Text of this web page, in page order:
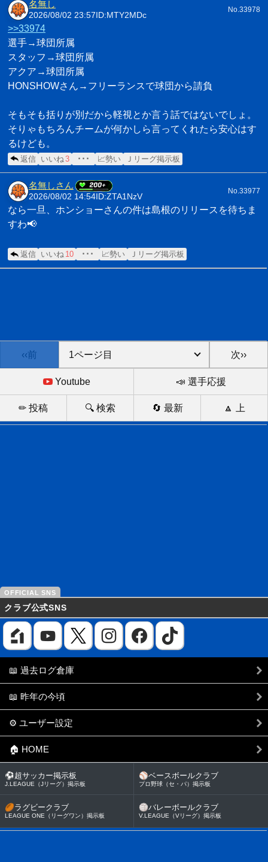
名無し
2026/08/02 23:57ID:MTY2MDc
No.33978
>>33974
選手→球団所属
スタッフ→球団所属
アクア→球団所属
HONSHOWさん→フリーランスで球団から請負
そもそも括りが別だから軽視とか言う話ではないでしょ。
そりゃもちろんチームが何かしら言ってくれたら安心はす
るけども。
返信 いいね 3 ･･･ 📈勢い Ｊリーグ掲示板
名無しさん
2026/08/02 14:54 ID:ZTA1NzV
No.33977
なら一旦、ホンショーさんの件は島根のリリースを待ちま
すわ📢
返信 いいね 10 ･･･ 📈勢い Ｊリーグ掲示板
‹‹前 次››
Youtube 📣 選手応援
✏ 投稿 🔍 検索 🔄 最新 🔼 上
クラブ公式SNS
📖 過去ログ倉庫
📖 昨年の今頃
⚙️ ユーザー設定
🏠 HOME
⚽超サッカー掲示板
J.LEAGUE（Jリーグ）掲示板
⚾ベースボールクラブ
プロ野球（セ・パ）掲示板
🏉ラグビークラブ
LEAGUE ONE（リーグワン）掲示板
🏐バレーボールクラブ
V.LEAGUE（Vリーグ）掲示板